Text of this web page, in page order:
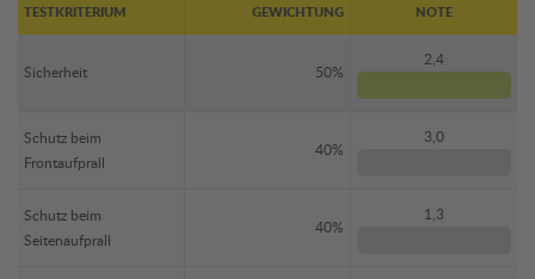
TESTKRITERIUM GEWICHTUNG NOTE
Sicherheit 50%
2,4
Schutz beim
Frontaufprall
40%
3,0
Schutz beim
Seitenaufprall
40%
1,3